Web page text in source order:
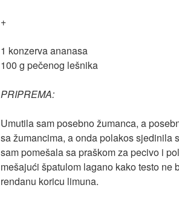
+
1 konzerva ananasa
100 g pečenog lešnika
PRIPREMA:
Umutila sam posebno žumanca, a
sa žumancima, a onda polakos sjedinila
sam pomešala sa praškom za pecivo i
mešajući špatulom lagano kako testo ne
rendanu koricu limuna.